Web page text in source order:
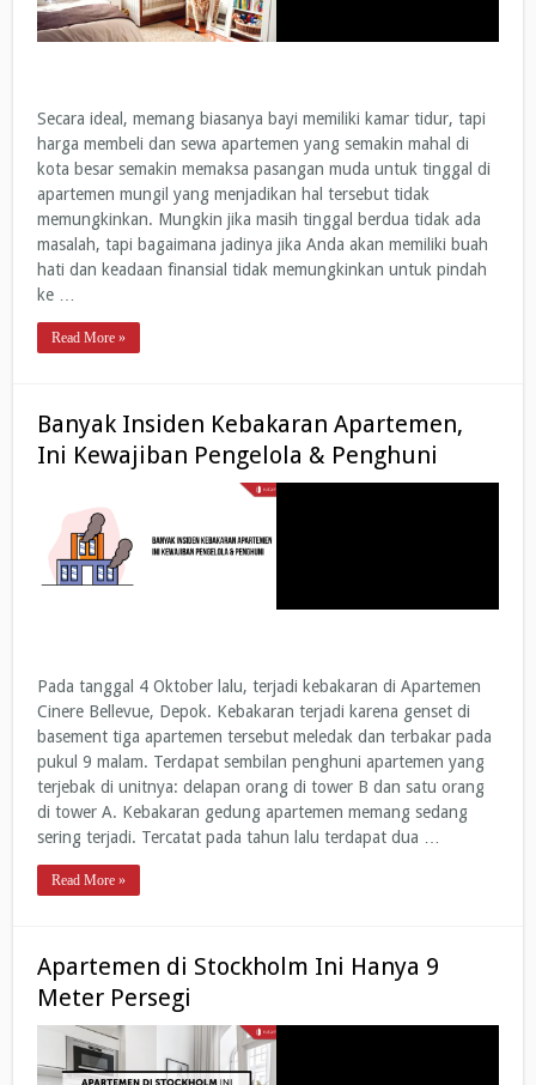
Secara ideal, memang biasanya bayi memiliki kamar tidur, tapi
harga membeli dan sewa apartemen yang semakin mahal di
kota besar semakin memaksa pasangan muda untuk tinggal di
apartemen mungil yang menjadikan hal tersebut tidak
memungkinkan. Mungkin jika masih tinggal berdua tidak ada
masalah, tapi bagaimana jadinya jika Anda akan memiliki buah
hati dan keadaan finansial tidak memungkinkan untuk pindah
ke …
Read More »
Banyak Insiden Kebakaran Apartemen,
Ini Kewajiban Pengelola & Penghuni
Pada tanggal 4 Oktober lalu, terjadi kebakaran di Apartemen
Cinere Bellevue, Depok. Kebakaran terjadi karena genset di
basement tiga apartemen tersebut meledak dan terbakar pada
pukul 9 malam. Terdapat sembilan penghuni apartemen yang
terjebak di unitnya: delapan orang di tower B dan satu orang
di tower A. Kebakaran gedung apartemen memang sedang
sering terjadi. Tercatat pada tahun lalu terdapat dua …
Read More »
Apartemen di Stockholm Ini Hanya 9
Meter Persegi